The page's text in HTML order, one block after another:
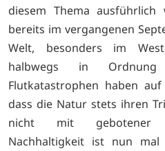
diesem Thema
bereits im vergangenen
Welt, besonders im
halbwegs in
Flutkatastrophen haben
dass die Natur stets ihren
nicht mit gebotener
Nachhaltigkeit ist nun mal